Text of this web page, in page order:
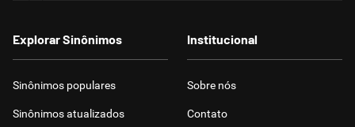
Explorar Sinônimos
Sinônimos populares
Sinônimos atualizados
Institucional
Sobre nós
Contato